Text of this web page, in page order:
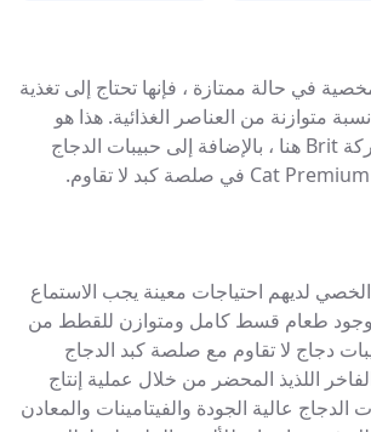
في حالة ممتازة ، فإنها تحتاج إلى تغذية
متوازنة من العناصر الغذائية. هذا هو
السبب في وجود شركة Brit هنا ، بالإضافة إلى حبيبات الدجاج
لديهم احتياجات معينة يجب الاستماع
وجود طعام قسط كامل ومتوازن للقطط من
دجاج لا تقاوم مع صلصة كبد الدجاج
اللذيذ المحضر من خلال عملية إنتاج
الدجاج عالية الجودة والفيتامينات والمعادن